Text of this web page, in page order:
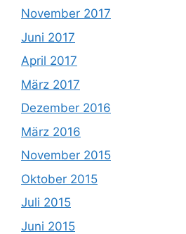
November 2017
Juni 2017
April 2017
März 2017
Dezember 2016
März 2016
November 2015
Oktober 2015
Juli 2015
Juni 2015